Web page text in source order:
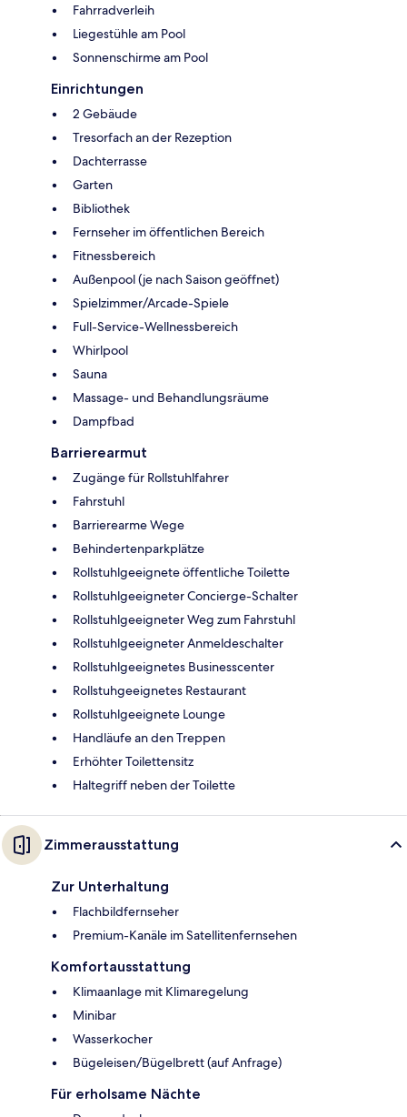
Fahrradverleih
Liegestühle am Pool
Sonnenschirme am Pool
Einrichtungen
2 Gebäude
Tresorfach an der Rezeption
Dachterrasse
Garten
Bibliothek
Fernseher im öffentlichen Bereich
Fitnessbereich
Außenpool (je nach Saison geöffnet)
Spielzimmer/Arcade-Spiele
Full-Service-Wellnessbereich
Whirlpool
Sauna
Massage- und Behandlungsräume
Dampfbad
Barrierearmut
Zugänge für Rollstuhlfahrer
Fahrstuhl
Barrierearme Wege
Behindertenparkplätze
Rollstuhlgeeignete öffentliche Toilette
Rollstuhlgeeigneter Concierge-Schalter
Rollstuhlgeeigneter Weg zum Fahrstuhl
Rollstuhlgeeigneter Anmeldeschalter
Rollstuhlgeeignetes Businesscenter
Rollstuhgeeignetes Restaurant
Rollstuhlgeeignete Lounge
Handläufe an den Treppen
Erhöhter Toilettensitz
Haltegriff neben der Toilette
Zimmerausstattung
Zur Unterhaltung
Flachbildfernseher
Premium-Kanäle im Satellitenfernsehen
Komfortausstattung
Klimaanlage mit Klimaregelung
Minibar
Wasserkocher
Bügeleisen/Bügelbrett (auf Anfrage)
Für erholsame Nächte